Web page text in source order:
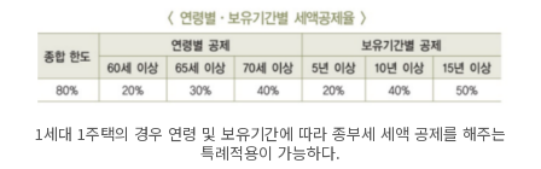
1세대 1주택의 경우 연령 및 보유기간에 따라 종부세 세액 공제를 해주는
특례적용이 가능하다.